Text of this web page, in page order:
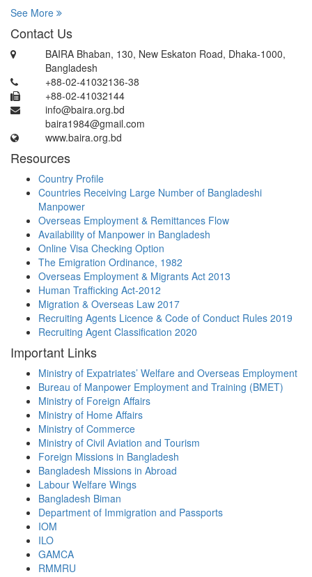
See More
Contact Us
BAIRA Bhaban, 130, New Eskaton Road, Dhaka-1000,
Bangladesh
+88-02-41032136-38
+88-02-41032144
info@baira.org.bd
baira1984@gmail.com
www.baira.org.bd
Resources
Country Profile
Countries Receiving Large Number of Bangladeshi
Manpower
Overseas Employment & Remittances Flow
Availability of Manpower in Bangladesh
Online Visa Checking Option
The Emigration Ordinance, 1982
Overseas Employment & Migrants Act 2013
Human Trafficking Act-2012
Migration & Overseas Law 2017
Recruiting Agents Licence & Code of Conduct Rules 2019
Recruiting Agent Classification 2020
Important Links
Ministry of Expatriates’ Welfare and Overseas Employment
Bureau of Manpower Employment and Training (BMET)
Ministry of Foreign Affairs
Ministry of Home Affairs
Ministry of Commerce
Ministry of Civil Aviation and Tourism
Foreign Missions in Bangladesh
Bangladesh Missions in Abroad
Labour Welfare Wings
Bangladesh Biman
Department of Immigration and Passports
IOM
ILO
GAMCA
RMMRU